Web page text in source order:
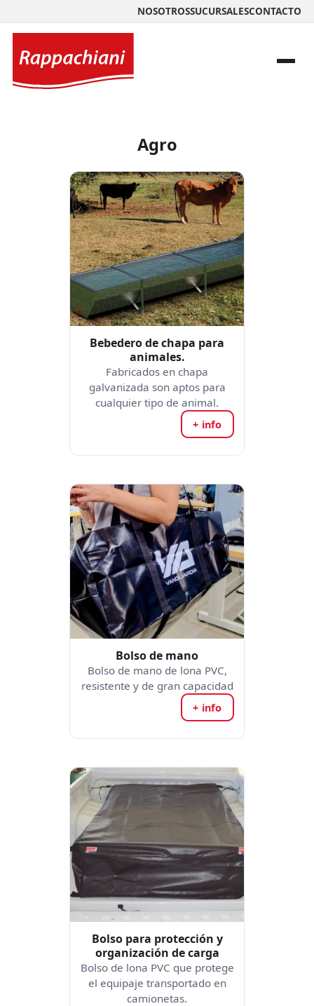
NOSOTROSSUCURSALESCONTACTO
Agro
Bebedero de chapa para
animales.
Fabricados en chapa
galvanizada son aptos para
cualquier tipo de animal.
+ info
Bolso de mano
Bolso de mano de lona PVC,
resistente y de gran capacidad
+ info
Bolso para protección y
organización de carga
Bolso de lona PVC que protege
el equipaje transportado en
camionetas.